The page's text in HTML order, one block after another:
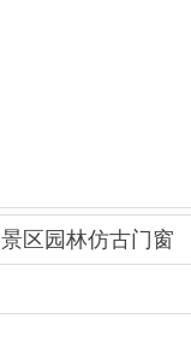
景区园林仿古门窗